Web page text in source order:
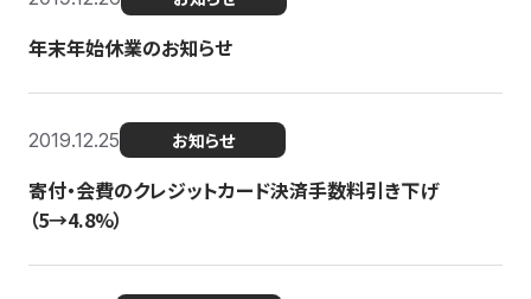
年末年始休業のお知らせ
2019.12.25 お知らせ
寄付・会費のクレジットカード決済手数料引き下げ
（5→4.8%）